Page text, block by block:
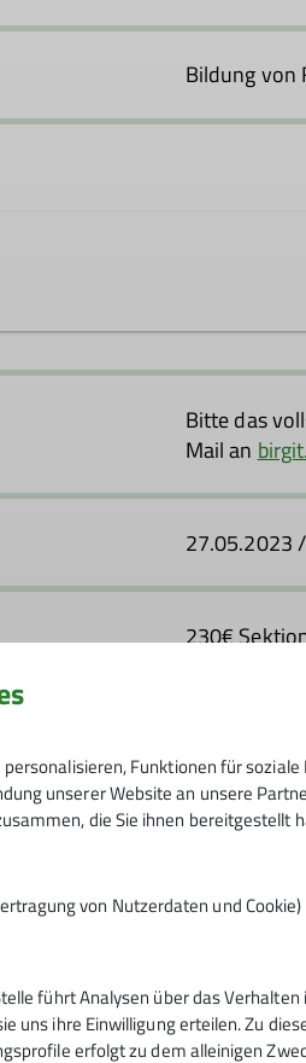
Bildung von
Bitte das
Mail an
27.05.2023
230€
Funktionen für
unserer Website an unsere
die Sie ihnen bereitgestellt
von Nutzerdaten und Cookie)
führt Analysen über das
uns ihre Einwilligung erteilen. Zu
erfolgt zu dem alleinigen